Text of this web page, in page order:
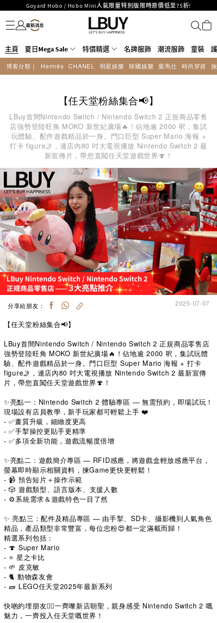
LBuy呈獻 - Hermès 及 Chanel 手袋及首飾原價低至6折，立即入手!
LBuy Nintendo Switch / Nintendo Switch 2 正規商品零售店登陸MOKO 4樓
426號舖！
MOKO 1樓175號鋪旗艦店特設名牌Hermès、CHANEL及LV專區！
購物滿HKD500即享免運費！
LBuy獲香港知識產權署頒發2026《正版正貨承諾》商標
LBuy MEGA SALE 精選名牌手袋及小皮具低至6折
名牌服飾
潮流服飾
童裝
護膚美妝
香水香薰
個人護理
母嬰護理
遊戲及精品玩具
文儀用品
家居生活
電子產品
美食
醫藥保健
運動與戶外用品
主頁 夏日Mega Sale 特價精選 名牌服飾 潮流服飾 童裝
博客分類 | Hermès CHANEL 明星娛樂 韓國娛樂 愛馬仕 時尚穿搭
【任天堂粉絲集合📢】
LBuy首間Nintendo Switch / Nintendo Switch 2 正規商品零售
店強勢登陸旺角 MOKO 新世紀廣場🔥！佔地逾 2000 呎，集試
玩體驗、配件遊戲精品於一身。門口巨型 Super Mario 海報 +
打卡 figure🤳，連店內80 吋大電視播放 Nintendo Switch 2 最
新宣傳片，帶您直闖任天堂遊戲世界🍄！
分享給朋友： 2025-07-07
【任天堂粉絲集合📢】
LBuy首間Nintendo Switch / Nintendo Switch 2 正規商品零售店
強勢登陸旺角 MOKO 新世紀廣場🔥！佔地逾 2000 呎，集試玩體
驗、配件遊戲精品於一身。門口巨型 Super Mario 海報 + 打卡
figure🤳，連店內80 吋大電視播放 Nintendo Switch 2 最新宣傳
片，帶您直闖任天堂遊戲世界🍄！
✨亮點一：Nintendo Switch 2 體驗專區 — 無需預約，即場試玩！
現場設有店員教學，新手玩家都可輕鬆上手 ❤️
- ✅畫質升級，細緻度更高
- ✅手掣操控更貼手更精準
- ✅多項全新功能，遊戲流暢度倍增
✨亮點二：遊戲簡介專區 — RFID感應，將遊戲盒輕放感應平台，
螢幕即時顯示相關資料，揀Game更快更輕鬆！
- 📹 預告短片＋操作示範
- 🎲 遊戲類型、語言版本、支援人數
- ⚙️系統需求＆遊戲特色一目了然
✨ 亮點三：配件及精品專區 — 由手掣、SD卡、攝影機到人氣角色
精品，產品類型非常豐富，每位忠粉😍都一定滿載而歸！
精選系列包括：
- 🍄 Super Mario
- ⭐ 星之卡比
- 🌱 皮克敏
- 🐈 動物森友會
- 🧱 LEGO任天堂2025年最新系列
快啲約埋朋友👯‍♀一齊嚟新店朝聖，親身感受 Nintendo Switch 2 嘅
魅力，一齊投入任天堂嘅世界！